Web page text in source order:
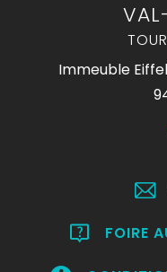
Immeuble
FOIRE